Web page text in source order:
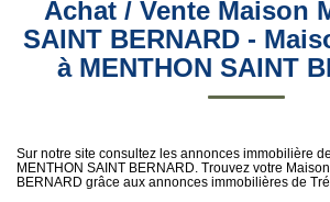
Qui Sommes-Nous
Notre Équipe
ESTIMATION
Surface min Budget max
Plus de critères
Achat / Vente Maison
SAINT BERNARD -
à MENTHON SAINT
Sur notre site consultez les annonces immobilière
MENTHON SAINT BERNARD. Trouvez votre
BERNARD grâce aux annonces immobilières de